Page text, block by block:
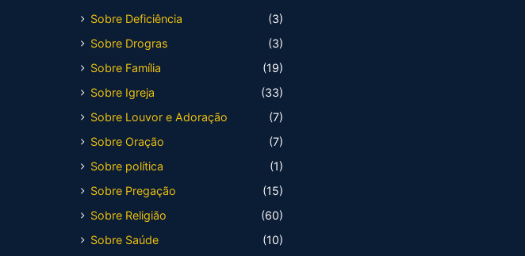
Sobre Deficiência
(3)
Sobre Drogras
(3)
Sobre Família
(19)
Sobre Igreja
(33)
Sobre Louvor e Adoração
(7)
Sobre Oração
(7)
Sobre política
(1)
Sobre Pregação
(15)
Sobre Religião
(60)
Sobre Saúde
(10)